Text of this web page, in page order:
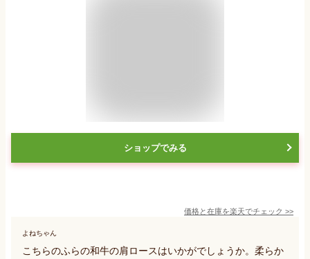
ショップでみる
価格と在庫を楽天でチェック >>
よねちゃん
こちらのふらの和牛の肩ロースはいかがでしょうか。柔らか